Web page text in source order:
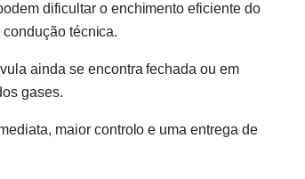
dificultar o enchimento eficiente do
técnica.
ainda se encontra fechada ou em
gases.
maior controlo e uma entrega de